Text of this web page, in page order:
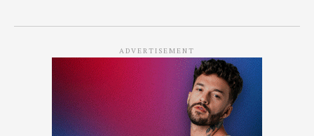
ADVERTISEMENT